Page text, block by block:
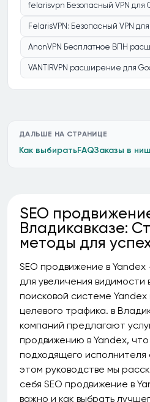
felarisvpn Безопасный VPN для
FelarisVPN: Безопасный VPN
AnonVPN Бесплатное ВПН
VANTIRVPN расширение для
ДАЛЬШЕ НА СТРАНИЦЕ
Как выбиратьFAQЗаказы в
SEO
Владикавказе:
методы для
SEO продвижение в
для увеличения видимости
поисковой системе Yandex
целевого трафика. в
компаний предлагают
продвижению в Yandex,
подходящего исполнителя
этом руководстве мы
себя SEO продвижение в
важно и как выбрать